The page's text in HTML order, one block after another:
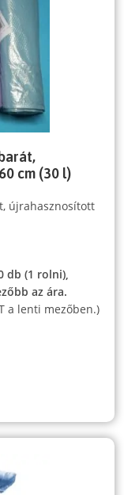
cm (30 l)
újrahasznosított
db (1 rolni),
az ára.
a lenti mezőben.)